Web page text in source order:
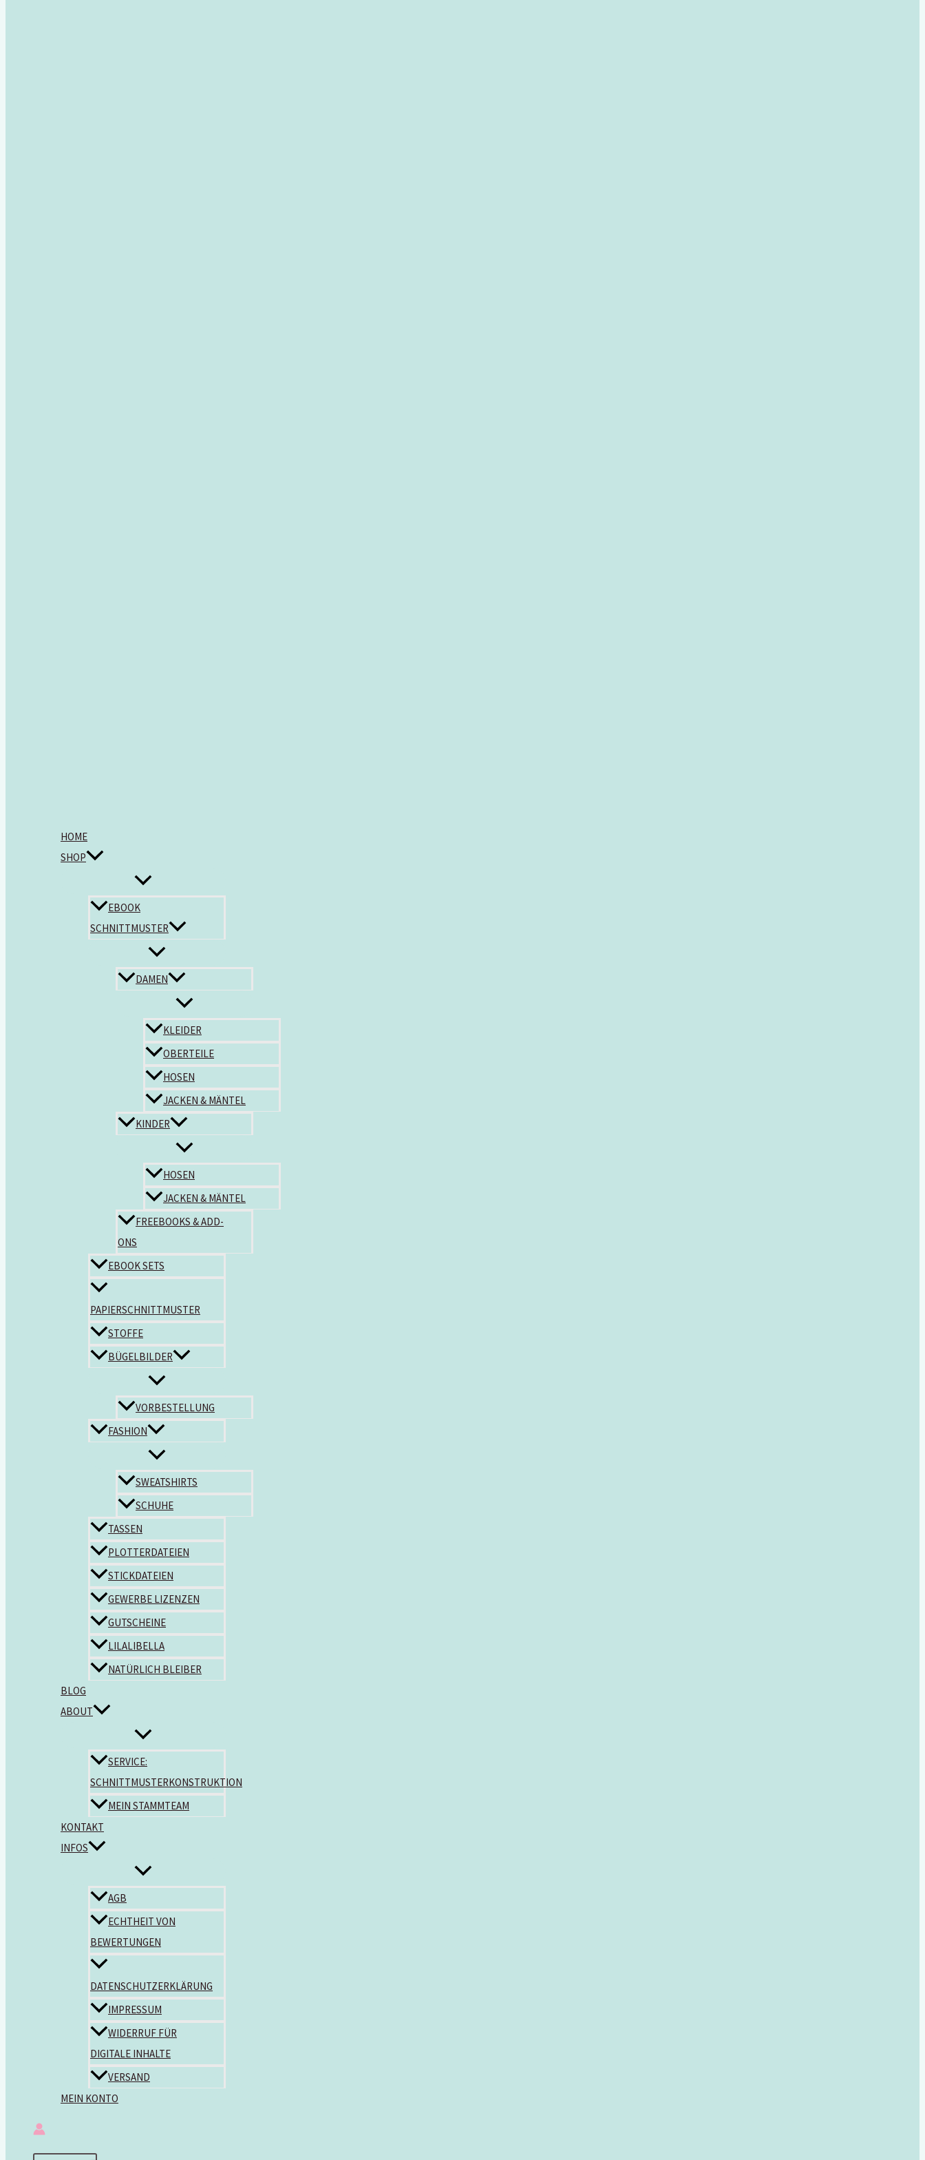
HOME
SHOP
EBOOK
SCHNITTMUSTER
DAMEN
KLEIDER
OBERTEILE
HOSEN
JACKEN & MÄNTEL
KINDER
HOSEN
JACKEN & MÄNTEL
FREEBOOKS & ADD-
ONS
EBOOK SETS
PAPIERSCHNITTMUSTER
STOFFE
BÜGELBILDER
VORBESTELLUNG
FASHION
SWEATSHIRTS
SCHUHE
TASSEN
PLOTTERDATEIEN
STICKDATEIEN
GEWERBE LIZENZEN
GUTSCHEINE
LILALIBELLA
NATÜRLICH BLEIBER
BLOG
ABOUT
SERVICE:
SCHNITTMUSTERKONSTRUKTION
MEIN STAMMTEAM
KONTAKT
INFOS
AGB
ECHTHEIT VON
BEWERTUNGEN
DATENSCHUTZERKLÄRUNG
IMPRESSUM
WIDERRUF FÜR
DIGITALE INHALTE
VERSAND
MEIN KONTO